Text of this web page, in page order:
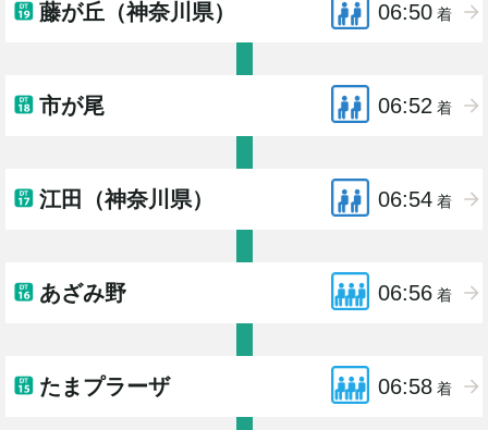
藤が丘（神奈川県） 06:50 着
市が尾 06:52 着
江田（神奈川県） 06:54 着
あざみ野 06:56 着
たまプラーザ 06:58 着